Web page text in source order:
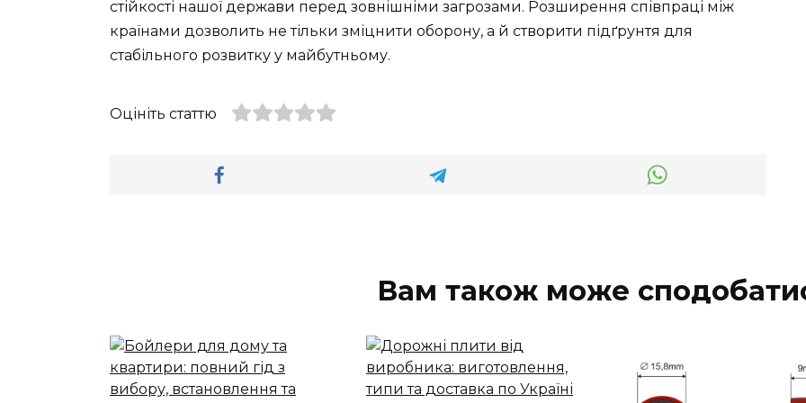
стійкості нашої держави перед зовнішніми загрозами. Розширення співпраці між
країнами дозволить не тільки зміцнити оборону, а й створити підґрунтя для
стабільного розвитку у майбутньому.
Оцініть статтю
Вам також може